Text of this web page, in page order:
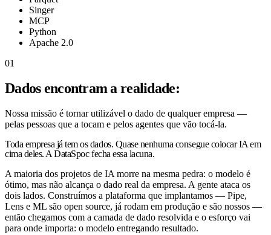
Singer
MCP
Python
Apache 2.0
01
Dados encontram a realidade:
Nossa missão é tornar utilizável o dado de qualquer empresa —
pelas pessoas que a tocam e pelos agentes que vão tocá-la.
Toda empresa já tem os dados. Quase nenhuma consegue colocar IA em
cima deles. A DataSpoc fecha essa lacuna.
A maioria dos projetos de IA morre na mesma pedra: o modelo é
ótimo, mas não alcança o dado real da empresa. A gente ataca os
dois lados. Construímos a plataforma que implantamos — Pipe,
Lens e ML são open source, já rodam em produção e são nossos —
então chegamos com a camada de dado resolvida e o esforço vai
para onde importa: o modelo entregando resultado.